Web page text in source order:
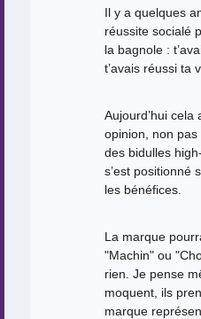
Il y a quelques
réussite socialé
la bagnole :
t’avais réussi ta
Aujourd’hui cela
opinion, non
des bidulles
s’est positionné
les bénéfices.
La marque
"Machin" ou
rien. Je pense
moquent, ils
marque